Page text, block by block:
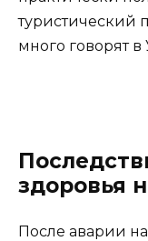
туристический
много говорят в
здоровья
После аварии